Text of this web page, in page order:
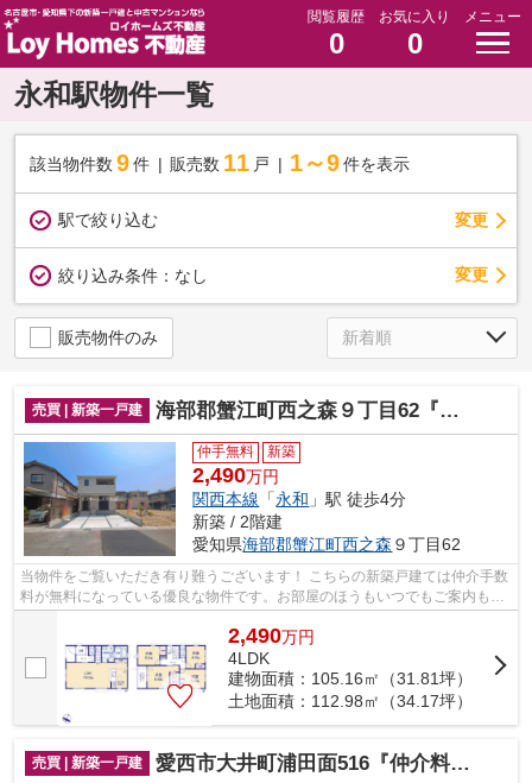
閲覧履歴
0
お気に入り
0
メニュー
永和駅物件一覧
該当物件数 9件 販売数 11 戸 1～9 件を表示
駅で絞り込む 変更
絞り込み条件： なし 変更
販売物件のみ
売買 | 新築一戸建 海部郡蟹江町西之森９丁目62『仲介料無料』新築戸建て
仲手無料 新築
2,490万円
関西本線 「永和 」駅 徒歩4分
新築 / 2階建
愛知県海部郡蟹江町西之森 ９丁目62
当物件をご覧いただき有り難うございます！ こちらの新築戸建ては仲介手数
料が無料になっている優良な物件です。お部屋のほうもいつでもご案内もさ
2,490万円
4LDK
建物面積：105.16㎡（31.81坪）
土地面積：112.98㎡（34.17坪）
売買 | 新築一戸建 愛西市大井町浦田面516『仲介料無料』新築戸建て